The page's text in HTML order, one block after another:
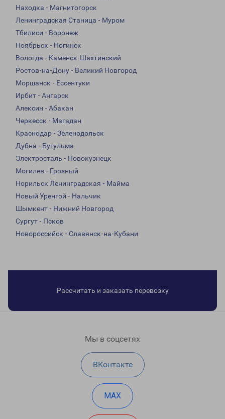
Находка - Магнитогорск
Ленинградская Станица - Муром
Тбилиси - Воронеж
Ноябрьск - Ногинск
Вологда - Каменск-Шахтинский
Ростов-на-Дону - Великий Новгород
Моршанск - Ессентуки
Ирбит - Ангарск
Алексин - Абакан
Черкесск - Магадан
Краснодар - Зеленодольск
Дубна - Бугульма
Электросталь - Новокузнецк
Могилев - Грозный
Норильск Ленинградская - Майма
Новый Уренгой - Нальчик
Шымкент - Нижний Новгород
Сургут - Псков
Новороссийск - Славянск-на-Кубани
Рассчитать и заказать перевозку
Мы в соцсетях
ВКонтакте
MAX